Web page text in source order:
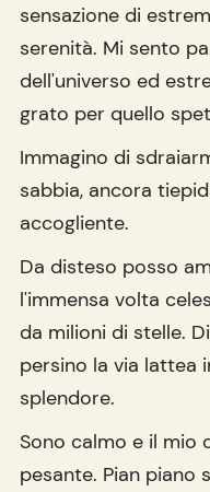
sensazione di
serenità. Mi sento
dell'universo ed
grato per quello
Immagino di
sabbia, ancora
accogliente.
Da disteso posso
l'immensa volta
da milioni di stelle.
persino la via lattea
splendore.
Sono calmo e il mio
pesante. Pian piano